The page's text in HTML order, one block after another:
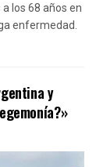
los 68 años en
enfermedad.
y